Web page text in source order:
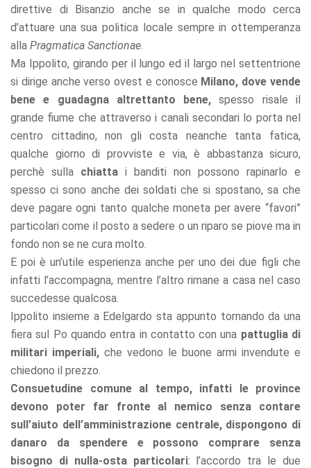
direttive di Bisanzio anche se in qualche modo cerca
d’attuare una sua politica locale sempre in ottemperanza
alla Pragmatica Sanctionae.
Ma Ippolito, girando per il lungo ed il largo nel settentrione
si dirige anche verso ovest e conosce Milano, dove vende
bene e guadagna altrettanto bene, spesso risale il
grande fiume che attraverso i canali secondari lo porta nel
centro cittadino, non gli costa neanche tanta fatica,
qualche giorno di provviste e via, è abbastanza sicuro,
perchè sulla chiatta i banditi non possono rapinarlo e
spesso ci sono anche dei soldati che si spostano, sa che
deve pagare ogni tanto qualche moneta per avere “favori”
particolari come il posto a sedere o un riparo se piove ma in
fondo non se ne cura molto.
E poi è un’utile esperienza anche per uno dei due figli che
infatti l’accompagna, mentre l’altro rimane a casa nel caso
succedesse qualcosa.
Ippolito insieme a Edelgardo sta appunto tornando da una
fiera sul Po quando entra in contatto con una pattuglia di
militari imperiali, che vedono le buone armi invendute e
chiedono il prezzo.
Consuetudine comune al tempo, infatti le province
devono poter far fronte al nemico senza contare
sull’aiuto dell’amministrazione centrale, dispongono di
danaro da spendere e possono comprare senza
bisogno di nulla-osta particolari: l’accordo tra le due